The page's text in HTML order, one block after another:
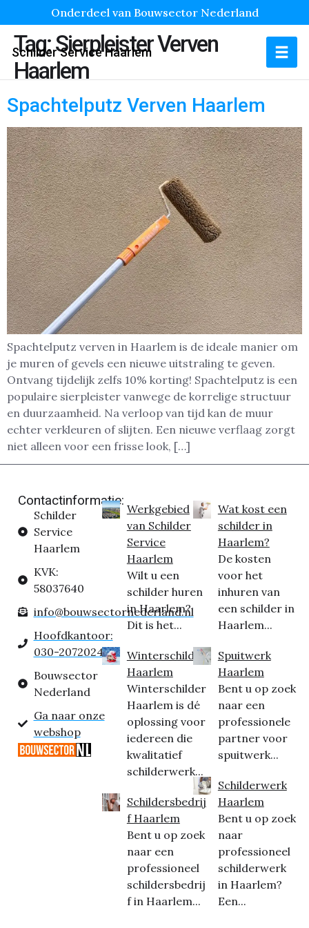
Onderdeel van Bouwsector Nederland
Schilder Service Haarlem
Tag:Sierpleister Verven
Haarlem
Spachtelputz Verven Haarlem
Spachtelputz verven in Haarlem is de ideale manier om
je muren of gevels een nieuwe uitstraling te geven.
Ontvang tijdelijk zelfs 10% korting! Spachtelputz is een
populaire sierpleister vanwege de korrelige structuur
en duurzaamheid. Na verloop van tijd kan de muur
echter verkleuren of slijten. Een nieuwe verflaag zorgt
niet alleen voor een frisse look, […]
Contactinformatie:
Schilder
Service
Haarlem
KVK:
58037640
info@bouwsectornederland.nl
Hoofdkantoor:
030-2072024
Bouwsector
Nederland
Ga naar onze
webshop
Werkgebied
van Schilder
Service
Haarlem
Wilt u een
schilder huren
in Haarlem?
Dit is het...
Winterschilder
Haarlem
Winterschilder
Haarlem is dé
oplossing voor
iedereen die
kwalitatief
schilderwerk...
Schildersbedrij
f Haarlem
Bent u op zoek
naar een
professioneel
schildersbedrij
f in Haarlem...
Wat kost een
schilder in
Haarlem?
De kosten
voor het
inhuren van
een schilder in
Haarlem...
Spuitwerk
Haarlem
Bent u op zoek
naar een
professionele
partner voor
spuitwerk...
Schilderwerk
Haarlem
Bent u op zoek
naar
professioneel
schilderwerk
in Haarlem?
Een...